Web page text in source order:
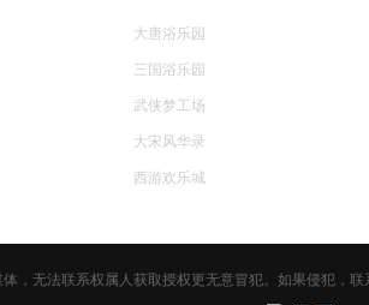
大唐浴乐园
三国浴乐园
武侠梦工场
大宋风华录
西游欢乐城
，无法联系权属人获取授权更无意冒犯。如果侵犯，联